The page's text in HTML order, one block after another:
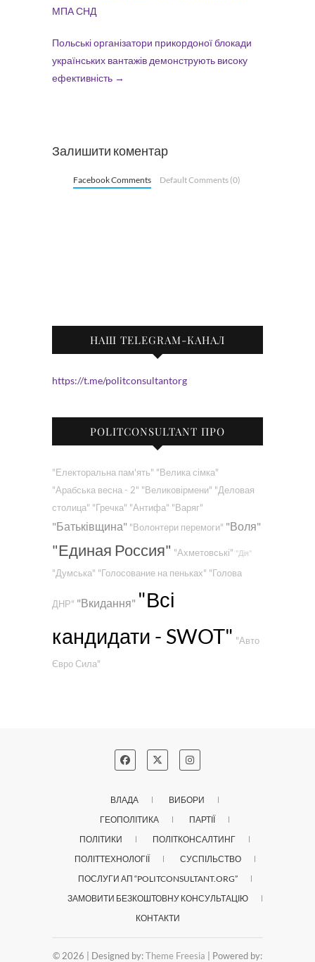
МПА СНД
Польські організатори прикордоної блокади
українських вантажів демонструють високу
ефективність →
Залишити коментар
Facebook Comments Default Comments (0)
НАШ TELEGRAM-КАНАЛ
https://t.me/politconsultantorg
POLITCONSULTANT ПРО
"Електоральна пам'ять" "Велика сімка"
"Арабська весна - 2" "Великовірмени" "Деловая
столица" "Гречка" "Антифа" "Варяг"
"Батьківщина" "Волонтери перемоги" "Воля"
"Единая Россия" "Ахметовські" "Дія"
"Думська" "Голосование на пеньках" "Голова
ДНР" "Вкидання" "Всі
кандидати - SWOT" "Авто
Євро Сила"
ВЛАДА
ВИБОРИ
ГЕОПОЛІТИКА
ПАРТІЇ
ПОЛІТИКИ
ПОЛІТКОНСАЛТИНГ
ПОЛІТТЕХНОЛОГІЇ
СУСПІЛЬСТВО
ПОСЛУГИ АП “POLITCONSULTANT.ORG”
ЗАМОВИТИ БЕЗКОШТОВНУ КОНСУЛЬТАЦІЮ
КОНТАКТИ
© 2026 | Designed by:Theme Freesia | Powered by: